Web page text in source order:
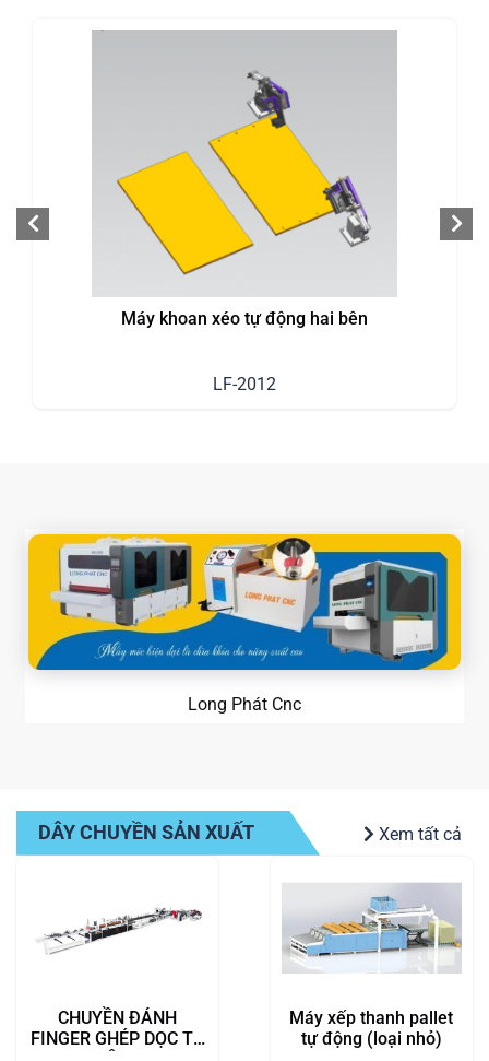
Máy khoan xéo tự động hai bên
LF-2012
Long Phát Cnc
DÂY CHUYỀN SẢN XUẤT Xem tất cả
CHUYỀN ĐÁNH
FINGER GHÉP DỌC TỰ
Máy xếp thanh pallet
tự động (loại nhỏ)